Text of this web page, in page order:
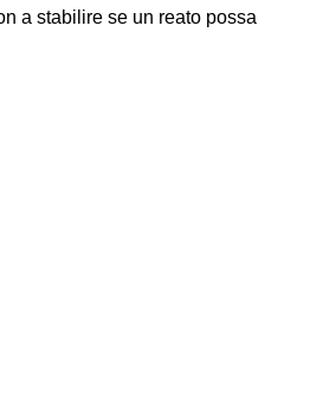
a stabilire se un reato possa